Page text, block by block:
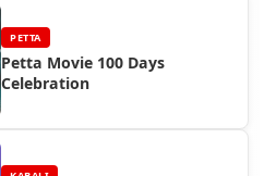
PETTA
Petta Movie 100 Days
Celebration